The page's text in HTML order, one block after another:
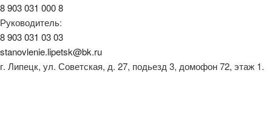
8 903 031 000 8
Руководитель:
8 903 031 03 03
stanovlenie.lipetsk@bk.ru
г. Липецк, ул. Советская, д. 27, подьезд 3, домофон 72, этаж 1.